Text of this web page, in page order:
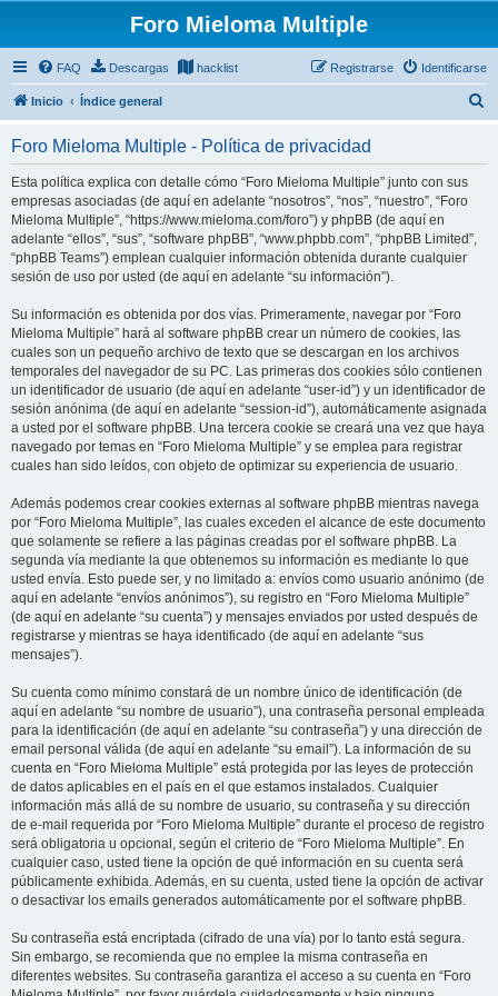
Foro Mieloma Multiple
FAQ Descargas hacklist Identificarse
Registrarse
Inicio Índice general
Foro Mieloma Multiple - Política de privacidad
Esta política explica con detalle cómo “Foro Mieloma Multiple” junto con sus
empresas asociadas (de aquí en adelante “nosotros”, “nos”, “nuestro”, “Foro
Mieloma Multiple”, “https://www.mieloma.com/foro”) y phpBB (de aquí en
adelante “ellos”, “sus”, “software phpBB”, “www.phpbb.com”, “phpBB Limited”,
“phpBB Teams”) emplean cualquier información obtenida durante cualquier
sesión de uso por usted (de aquí en adelante “su información”).
Su información es obtenida por dos vías. Primeramente, navegar por “Foro
Mieloma Multiple” hará al software phpBB crear un número de cookies, las
cuales son un pequeño archivo de texto que se descargan en los archivos
temporales del navegador de su PC. Las primeras dos cookies sólo contienen
un identificador de usuario (de aquí en adelante “user-id”) y un identificador de
sesión anónima (de aquí en adelante “session-id”), automáticamente asignada
a usted por el software phpBB. Una tercera cookie se creará una vez que haya
navegado por temas en “Foro Mieloma Multiple” y se emplea para registrar
cuales han sido leídos, con objeto de optimizar su experiencia de usuario.
Además podemos crear cookies externas al software phpBB mientras navega
por “Foro Mieloma Multiple”, las cuales exceden el alcance de este documento
que solamente se refiere a las páginas creadas por el software phpBB. La
segunda vía mediante la que obtenemos su información es mediante lo que
usted envía. Esto puede ser, y no limitado a: envíos como usuario anónimo (de
aquí en adelante “envíos anónimos”), su registro en “Foro Mieloma Multiple”
(de aquí en adelante “su cuenta”) y mensajes enviados por usted después de
registrarse y mientras se haya identificado (de aquí en adelante “sus
mensajes”).
Su cuenta como mínimo constará de un nombre único de identificación (de
aquí en adelante “su nombre de usuario”), una contraseña personal empleada
para la identificación (de aquí en adelante “su contraseña”) y una dirección de
email personal válida (de aquí en adelante “su email”). La información de su
cuenta en “Foro Mieloma Multiple” está protegida por las leyes de protección
de datos aplicables en el país en el que estamos instalados. Cualquier
información más allá de su nombre de usuario, su contraseña y su dirección
de e-mail requerida por “Foro Mieloma Multiple” durante el proceso de registro
será obligatoria u opcional, según el criterio de “Foro Mieloma Multiple”. En
cualquier caso, usted tiene la opción de qué información en su cuenta será
públicamente exhibida. Además, en su cuenta, usted tiene la opción de activar
o desactivar los emails generados automáticamente por el software phpBB.
Su contraseña está encriptada (cifrado de una vía) por lo tanto está segura.
Sin embargo, se recomienda que no emplee la misma contraseña en
diferentes websites. Su contraseña garantiza el acceso a su cuenta en “Foro